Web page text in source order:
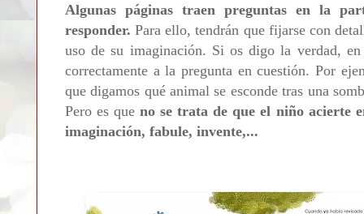
Algunas páginas traen preguntas en la
responder. Para ello, tendrán que fijarse con
uso de su imaginación. Si os digo la verdad,
correctamente a la pregunta en cuestión. Por
que digamos qué animal se esconde tras una
Peroes queno se trata de que el niño acierte
imaginación, fabule, invente,...